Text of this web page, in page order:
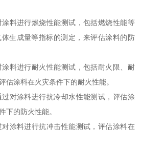
料进行燃烧性能测试，包括燃烧性能等
生成量等指标的测定，来评估涂料的防
料进行耐火性能测试，包括耐火限、耐
估涂料在火灾条件下的耐火性能。
对涂料进行抗冷却水性能测试，评估涂
下的防火性能。
涂料进行抗冲击性能测试，评估涂料在